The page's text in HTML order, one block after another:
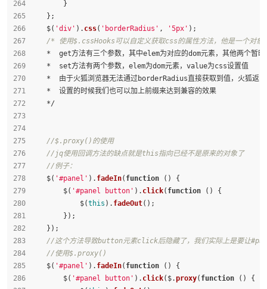
        }
    };
    $(
'div' ). css( 'borderRadius' , '5px' );
/* 使用$.cssHooks可以自定义获取css的属性方法，他是一个对
*  get方法有三个参数，其中elem为对应的dom元素，其他两个暂时
    *  set方法有两个参数，elem为dom元素，value为css设置值
*  由于火狐浏览器无法通过borderRadius直接获取到值，火狐返
    *  设置的时候我们也可以加上前缀来达到兼容的效果
    */
//$.proxy()的使用
//jq使用回调方法的缺点就是this指向已经不是原来的对象了
//例子：
    $(
'#panel' ). fadeIn( function ( ) {
        $(
'#panel button' ). click( function ( ) {
            $(
this ). fadeOut();
        });
    });
//这个方法导致button元素click后隐藏了，我们实际上是要让
//使用$.proxy()
    $(
'#panel' ). fadeIn( function ( ) {
        $(
'#panel button' ). click($.proxy( function ( ) {